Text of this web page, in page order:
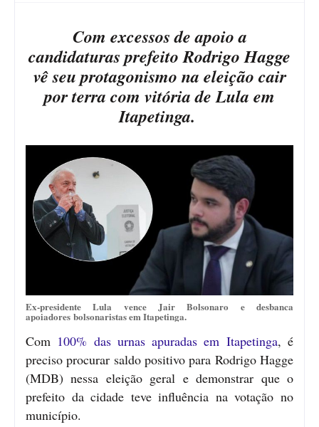
Com excessos de apoio a
candidaturas prefeito Rodrigo Hagge
vê seu protagonismo na eleição cair
por terra com vitória de Lula em
Itapetinga.
Ex-presidente Lula vence Jair Bolsonaro e desbanca
apoiadores bolsonaristas em Itapetinga.
Com 100% das urnas apuradas em Itapetinga, é
preciso procurar saldo positivo para Rodrigo Hagge
(MDB) nessa eleição geral e demonstrar que o
prefeito da cidade teve influência na votação no
município.